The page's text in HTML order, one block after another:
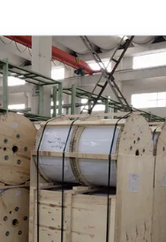
Agenti ottici della
vetro E della resina
del membro di forza
materiali
Cable Strengthen Core For
Cables Non-Metallic FRP
Strength Member CSM